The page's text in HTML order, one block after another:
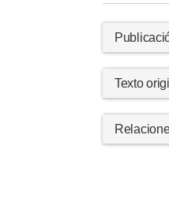
Texto